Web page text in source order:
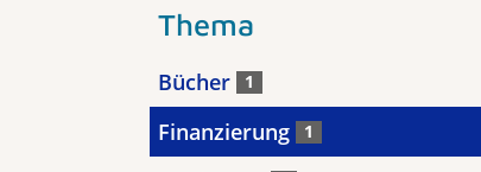
Thema
Bücher 1
Finanzierung 1